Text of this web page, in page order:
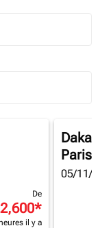
De
*
il y a
Dakar
Paris
05/11/